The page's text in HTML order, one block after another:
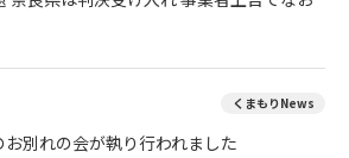
くまもりNews
別れの会が執り行われました